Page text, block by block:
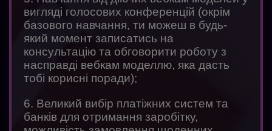
вигляді голосових конференцій (окрім
базового навчання, ти можеш в будь-
який момент записатись на
консультацію та обговорити роботу з
насправді вебкам моделлю, яка дасть
тобі корисні поради);
6. Великий вибір платіжних систем та
банків для отримання заробітку,